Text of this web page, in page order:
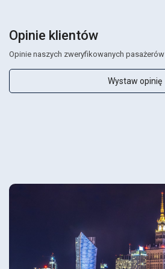
Opinie klientów
Opinie naszych zweryfikowanych pasażerów
Wystaw opinię